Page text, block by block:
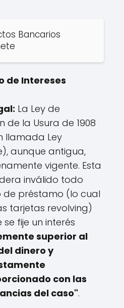
Bancarios
de Intereses
La Ley de
de la Usura de 1908
llamada Ley
aunque antigua,
vigente. Esta
inválido todo
préstamo (lo cual
tarjetas revolving)
se fije un interés
superior al
dinero y
con las
del caso".